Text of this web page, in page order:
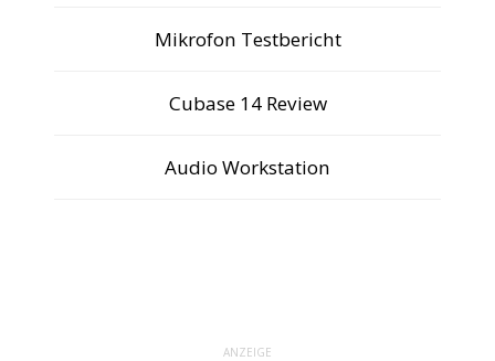
Mikrofon Testbericht
Cubase 14 Review
Audio Workstation
ANZEIGE